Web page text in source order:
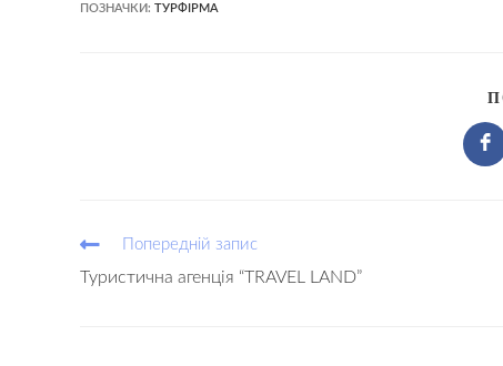
ПОЗНАЧКИ: ТУРФІРМА
Попередній запис
Туристична агенція “TRAVEL LAND”